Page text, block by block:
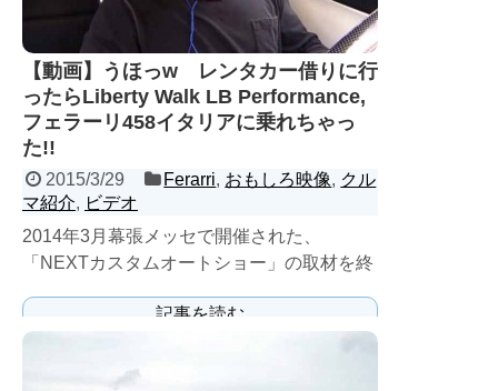
【動画】うほっw レンタカー借りに行
ったらLiberty Walk LB Performance,
フェラーリ458イタリアに乗れちゃっ
た!!
2015/3/29 Ferarri, おもしろ映像, クル
マ紹介, ビデオ
2014年3月幕張メッセで開催された、
「NEXTカスタムオートショー」の取材を終
レンタカーが置いて...記事を読む